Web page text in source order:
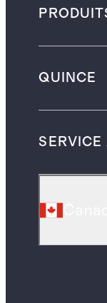
QUINCE
SERVICE